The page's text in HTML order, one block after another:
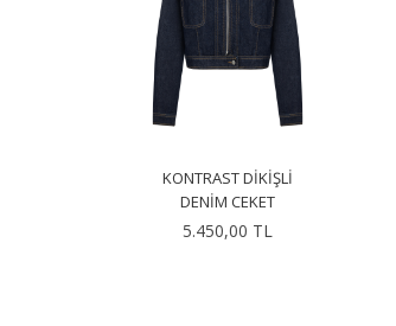
KONTRAST DIKIŞLI
DENIM CEKET
5.450,00 TL